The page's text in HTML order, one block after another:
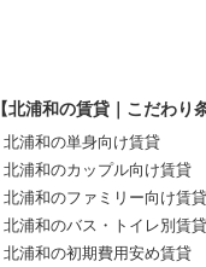
【北浦和の賃貸｜こだわり
北浦和の単身向け賃貸
北浦和のカップル向け賃貸
北浦和のファミリー向け賃貸
北浦和のバス・トイレ別賃貸
北浦和の初期費用安め賃貸